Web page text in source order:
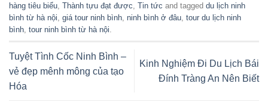
hàng tiêu biểu Thành tựu đạt được Tin tức and tagged du lịch ninh
bình từ hà nội giá tour ninh bình ninh bình ở đâu tour du lịch ninh
bình tour ninh bình từ hà nội
Tuyệt Tình Cốc Ninh Bình –
vẻ đẹp mênh mông của tạo
Hóa
Kinh Nghiệm Đi Du Lịch Bái
Đính Tràng An Nên Biết